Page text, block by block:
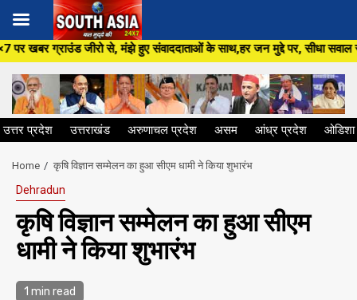
Skip
to
content
से, मंझे हुए संवाददाताओं के साथ,हर जन मुद्दे पर, सीधा सवाल सरकार से
उत्तर प्रदेश उत्तराखंड अरुणाचल प्रदेश असम आंध्र प्रदेश ओडिशा
Home कृषि विज्ञान सम्मेलन का हुआ सीएम धामी ने किया शुभारंभ
Dehradun
कृषि विज्ञान सम्मेलन का हुआ सीएम
धामी ने किया शुभारंभ
1 min read